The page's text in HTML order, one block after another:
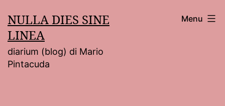
al
contenuto
NULLA DIES SINE
LINEA
diarium (blog) di Mario
Pintacuda
Menu